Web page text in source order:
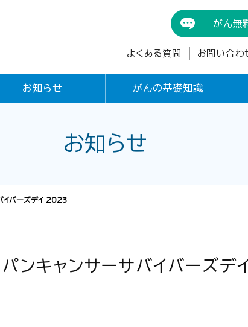
がん無
よくある質問 お問い合わ
お知らせ がんの基礎知識
お知らせ
バイバーズデイ 2023
ャパンキャンサーサバイバー